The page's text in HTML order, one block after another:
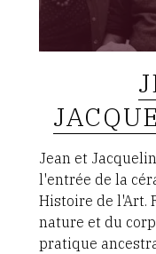
Jean et
l'entrée de la
Histoire de l'Art.
nature et du
pratique